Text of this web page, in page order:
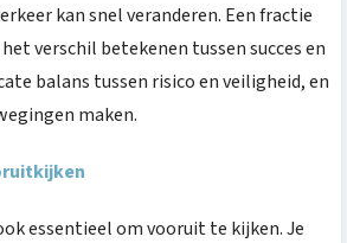
kan snel veranderen. Een fractie
verschil betekenen tussen succes en
balans tussen risico en veiligheid, en
maken.
essentieel om vooruit te kijken. Je